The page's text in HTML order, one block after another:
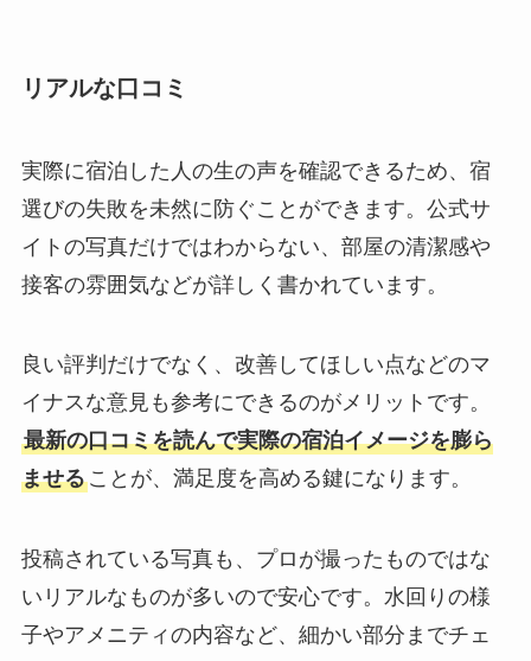
リアルな口コミ
実際に宿泊した人の生の声を確認できるため、宿
選びの失敗を未然に防ぐことができます。公式サ
イトの写真だけではわからない、部屋の清潔感や
接客の雰囲気などが詳しく書かれています。
良い評判だけでなく、改善してほしい点などのマ
イナスな意見も参考にできるのがメリットです。
最新の口コミを読んで実際の宿泊イメージを膨ら
ませることが、満足度を高める鍵になります。
投稿されている写真も、プロが撮ったものではな
いリアルなものが多いので安心です。水回りの様
子やアメニティの内容など、細かい部分までチェ